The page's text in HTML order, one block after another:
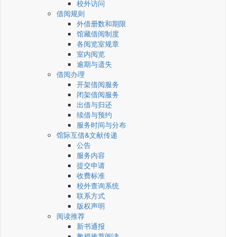
校外访问
借阅规则
外借册数和期限
馆藏借阅制度
各阅览室规章
室内阅览
逾期与遗失
借阅办理
开架借阅服务
闭架借阅服务
出借与归还
续借与预约
服务时间与分布
馆际互借&文献传递
公告
服务内容
提交申请
收费标准
校外查询系统
联系方式
版权声明
阅读推荐
新书通报